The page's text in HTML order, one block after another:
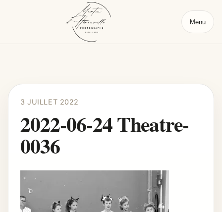
Menu
3 JUILLET 2022
2022-06-24 Theatre-
0036